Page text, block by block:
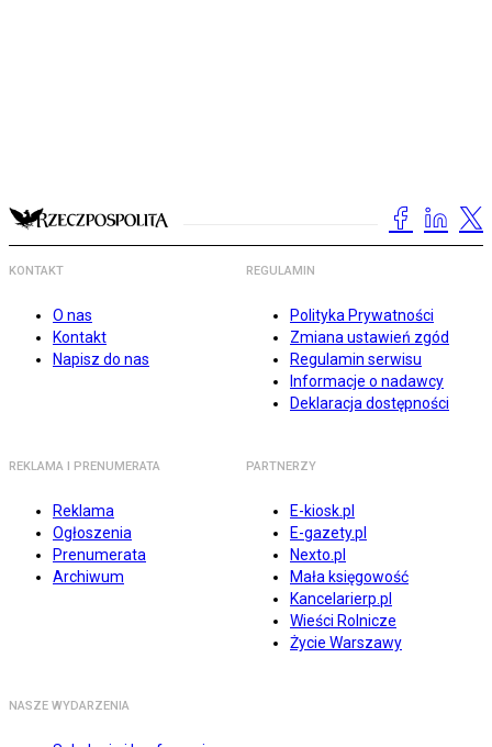
KONTAKT
O nas
Kontakt
Napisz do nas
REGULAMIN
Polityka Prywatności
Zmiana ustawień zgód
Regulamin serwisu
Informacje o nadawcy
Deklaracja dostępności
REKLAMA I PRENUMERATA
Reklama
Ogłoszenia
Prenumerata
Archiwum
PARTNERZY
E-kiosk.pl
E-gazety.pl
Nexto.pl
Mała księgowość
Kancelarierp.pl
Wieści Rolnicze
Życie Warszawy
NASZE WYDARZENIA